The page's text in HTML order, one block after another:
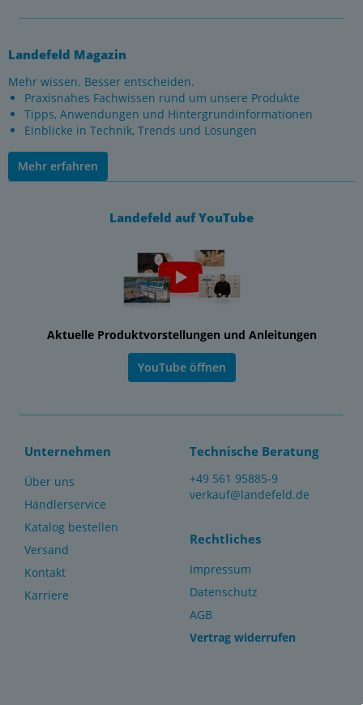
Landefeld Magazin
Mehr wissen. Besser entscheiden.
Praxisnahes Fachwissen rund um unsere Produkte
Tipps, Anwendungen und Hintergrundinformationen
Einblicke in Technik, Trends und Lösungen
Mehr erfahren
Landefeld auf YouTube
Aktuelle Produktvorstellungen und Anleitungen
YouTube öffnen
Unternehmen
Über uns
Händlerservice
Katalog bestellen
Versand
Kontakt
Karriere
Technische Beratung
+49 561 95885-9
verkauf@landefeld.de
Rechtliches
Impressum
Datenschutz
AGB
Vertrag widerrufen